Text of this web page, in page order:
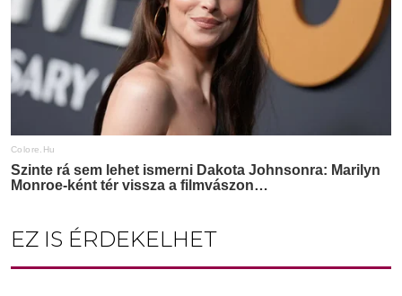
EZ IS ÉRDEKELHET